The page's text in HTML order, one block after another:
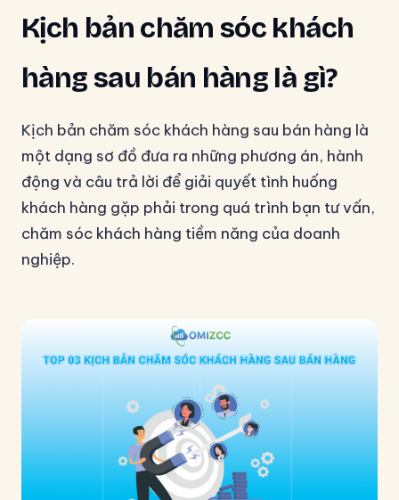
Kịch bản chăm sóc khách
hàng sau bán hàng là gì?
Kịch bản chăm sóc khách hàng sau bán hàng là
một dạng sơ đồ đưa ra những phương án, hành
động và câu trả lời để giải quyết tình huống
khách hàng gặp phải trong quá trình bạn tư vấn,
chăm sóc khách hàng tiềm năng của doanh
nghiệp.